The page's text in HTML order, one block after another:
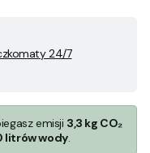
24/7
emisji 3,3 kg CO₂
litrów wody.